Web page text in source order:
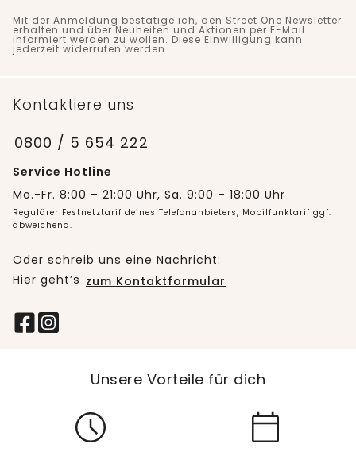
Mit der Anmeldung bestätige ich, den Street One Newsletter
erhalten und über Neuheiten und Aktionen per E-Mail
informiert werden zu wollen. Diese Einwilligung kann
jederzeit widerrufen werden.
Kontaktiere uns
0800 / 5 654 222
Service Hotline
Mo.-Fr. 8:00 – 21:00 Uhr, Sa. 9:00 – 18:00 Uhr
Regulärer Festnetztarif deines Telefonanbieters, Mobilfunktarif ggf.
abweichend.
Oder schreib uns eine Nachricht:
Hier geht’s zum Kontaktformular
Unsere Vorteile für dich